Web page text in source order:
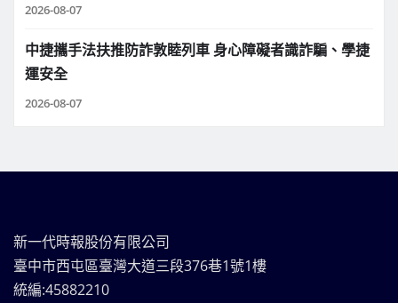
2026-08-07
中捷攜手法扶推防詐敦睦列車 身心障礙者識詐騙、學捷
運安全
2026-08-07
新一代時報股份有限公司
臺中市西屯區臺灣大道三段376巷1號1樓
統編:45882210